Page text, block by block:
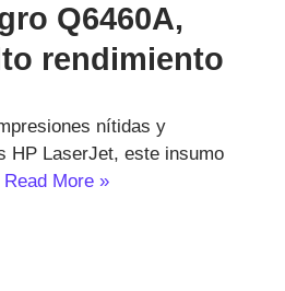
Q6460A,
rendimiento
nítidas y
HP LaserJet, este insumo
Read More »